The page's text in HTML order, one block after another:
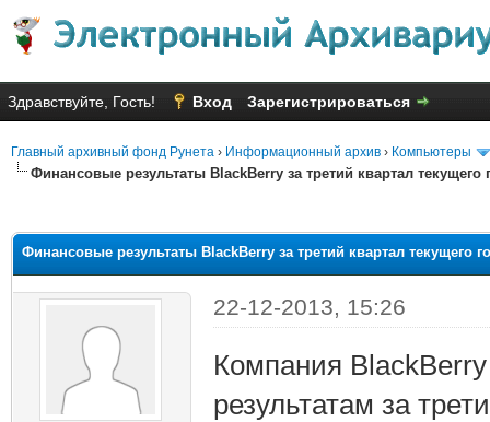
Здравствуйте, Гость! Вход Зарегистрироваться
Главный архивный фонд Рунета › Информационный архив › Компьютеры
Финансовые результаты BlackBerry за третий квартал текущего
Финансовые результаты BlackBerry за третий квартал текущего
22-12-2013, 15:26
Компания
результатам за